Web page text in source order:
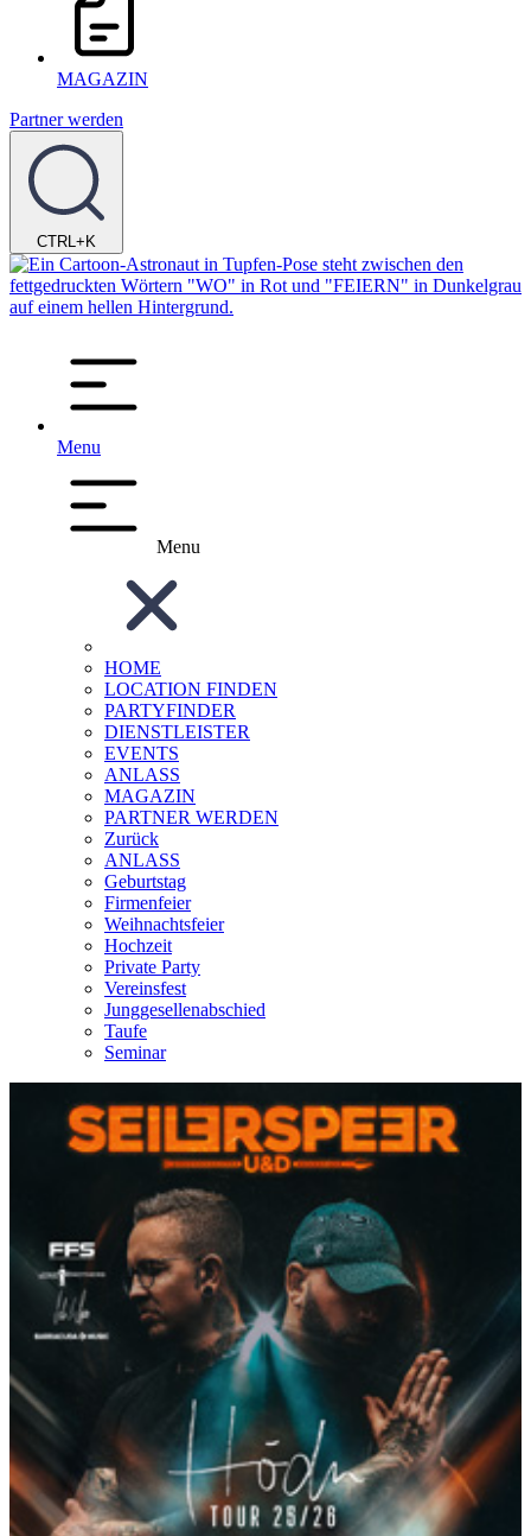
MAGAZIN
Partner werden
CTRL+K
Menu
Menu
HOME
LOCATION FINDEN
PARTYFINDER
DIENSTLEISTER
EVENTS
ANLASS
MAGAZIN
PARTNER WERDEN
Zurück
ANLASS
Geburtstag
Firmenfeier
Weihnachtsfeier
Hochzeit
Private Party
Vereinsfest
Junggesellenabschied
Taufe
Seminar